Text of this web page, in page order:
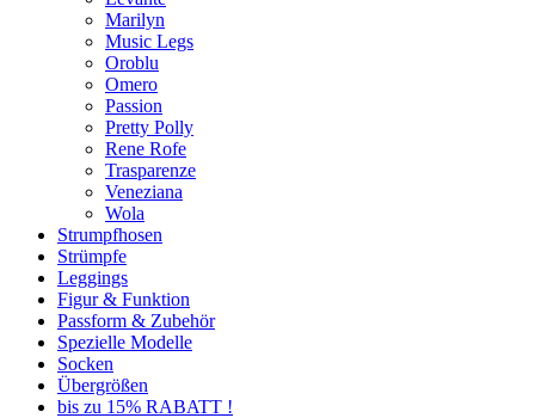
Marilyn
Music Legs
Oroblu
Omero
Passion
Pretty Polly
Rene Rofe
Trasparenze
Veneziana
Wola
Strumpfhosen
Strümpfe
Leggings
Figur & Funktion
Passform & Zubehör
Spezielle Modelle
Socken
Übergrößen
bis zu 15% RABATT !